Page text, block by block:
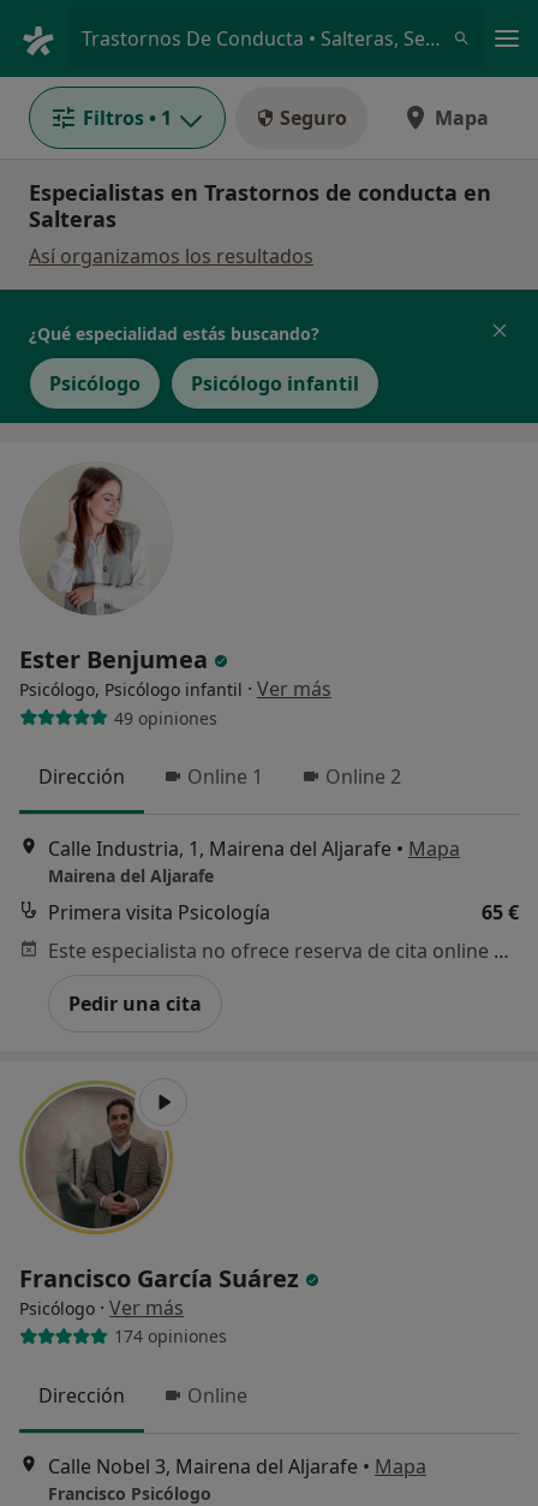
Trastornos De Conducta • Salteras, Sevilla
Filtros • 1 Seguro Mapa
Especialistas en Trastornos de conducta en
Salteras
Así organizamos los resultados
¿Qué especialidad estás buscando?
Psicólogo Psicólogo infantil
Ester Benjumea
Psicólogo, Psicólogo infantil · Ver más
49 opiniones
Dirección Online 1 Online 2
Calle Industria, 1, Mairena del Aljarafe • Mapa
Mairena del Aljarafe
Primera visita Psicología
65 €
Este especialista no ofrece reserva de cita online en esta dirección.
Pedir una cita
Francisco García Suárez
Psicólogo · Ver más
174 opiniones
Dirección Online
Calle Nobel 3, Mairena del Aljarafe • Mapa
Francisco Psicólogo